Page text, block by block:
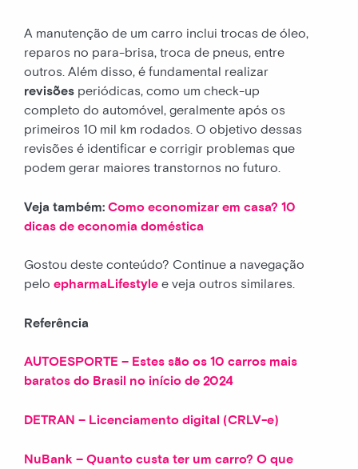
A manutenção de um carro inclui trocas de óleo,
reparos no para-brisa, troca de pneus, entre
outros. Além disso, é fundamental realizar
revisões periódicas, como um check-up
completo do automóvel, geralmente após os
primeiros 10 mil km rodados. O objetivo dessas
revisões é identificar e corrigir problemas que
podem gerar maiores transtornos no futuro.
Veja também: Como economizar em casa? 10
dicas de economia doméstica
Gostou deste conteúdo? Continue a navegação
pelo epharmaLifestyle e veja outros similares.
Referência
AUTOESPORTE – Estes são os 10 carros mais
baratos do Brasil no início de 2024
DETRAN – Licenciamento digital (CRLV-e)
NuBank – Quanto custa ter um carro? O que